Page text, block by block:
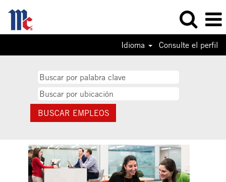
Idioma Consulte el perfil